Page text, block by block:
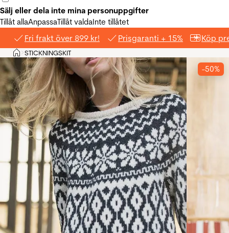
Sälj eller dela inte mina personuppgifter
Tillåt allaAnpassaTillåt valdaInte tillåtet
Fri frakt över 899 kr! Prisgaranti + 15% Köp
Hem
>STICKNINGSKIT
-50%